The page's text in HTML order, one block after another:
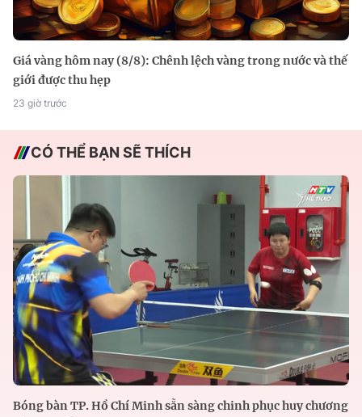
Giá vàng hôm nay (8/8): Chênh lệch vàng trong nước và thế
giới được thu hẹp
23 giờ trước
CÓ THỂ BẠN SẼ THÍCH
Bóng bàn TP. Hồ Chí Minh sẵn sàng chinh phục huy chương